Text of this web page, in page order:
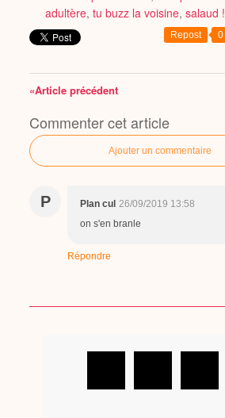
adultère,tu buzz la voisine,salaud !
Repost 0
«Article précédent
Commenter cet article
Ajouter un commentaire
P Plan cul 26/09/2019 13:58
on s'en branle
Répondre